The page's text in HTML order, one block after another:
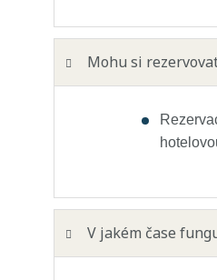
Mohu si
V jakém čase